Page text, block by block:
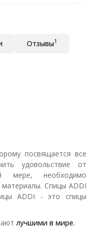
Отзывы1
посвящается все
удовольствие от
мере, необходимо
материалы. Спицы ADDI
ADDI - это спицы
лучшими в мире.